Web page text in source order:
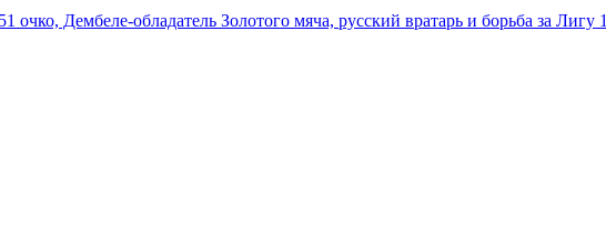
Дембеле-обладатель Золотого мяча, русский вратарь и борьба за Лигу 1